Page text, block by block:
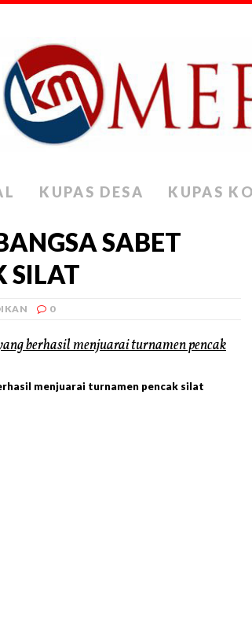
KUPAS DESA KUPAS
SABET
SILAT
0
menjuarai turnamen pencak silat